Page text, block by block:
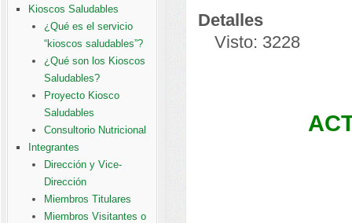
Kioscos Saludables
¿Qué es el servicio
“kioscos saludables”?
¿Qué son los Kioscos
Saludables?
Proyecto Kiosco
Saludables
Consultorio Nutricional
Integrantes
Dirección y Vice-
Dirección
Miembros Titulares
Miembros Visitantes o
Detalles
Visto: 3228